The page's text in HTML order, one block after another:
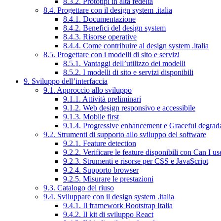
8.4. Progettare con il design system .italia
8.4.1. Documentazione
8.4.2. Benefici del design system
8.4.3. Risorse operative
8.4.4. Come contribuire al design system .italia
8.5. Progettare con i modelli di sito e servizi
8.5.1. Vantaggi dell’utilizzo dei modelli
8.5.2. I modelli di sito e servizi disponibili
9. Sviluppo dell’interfaccia
9.1. Approccio allo sviluppo
9.1.1. Attività preliminari
9.1.2. Web design responsivo e accessibile
9.1.3. Mobile first
9.1.4. Progressive enhancement e Graceful
9.2. Strumenti di supporto allo sviluppo del software
9.2.1. Feature detection
9.2.2. Verificare le feature disponibili con Can I
9.2.3. Strumenti e risorse per CSS e JavaScript
9.2.4. Supporto browser
9.2.5. Misurare le prestazioni
9.3. Catalogo del riuso
9.4. Sviluppare con il design system .italia
9.4.1. Il framework Bootstrap Italia
9.4.2. Il kit di sviluppo React